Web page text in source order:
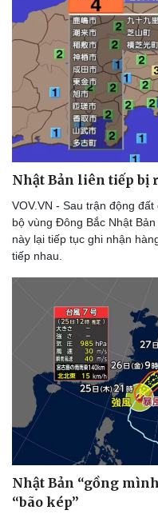
Nhật Bản liên tiếp bị
VOV.VN - Sau trận động
bộ vùng Đông Bắc Nhật
này lại tiếp tục ghi nhận
tiếp nhau.
Nhật Bản “gồng
“bão kép”